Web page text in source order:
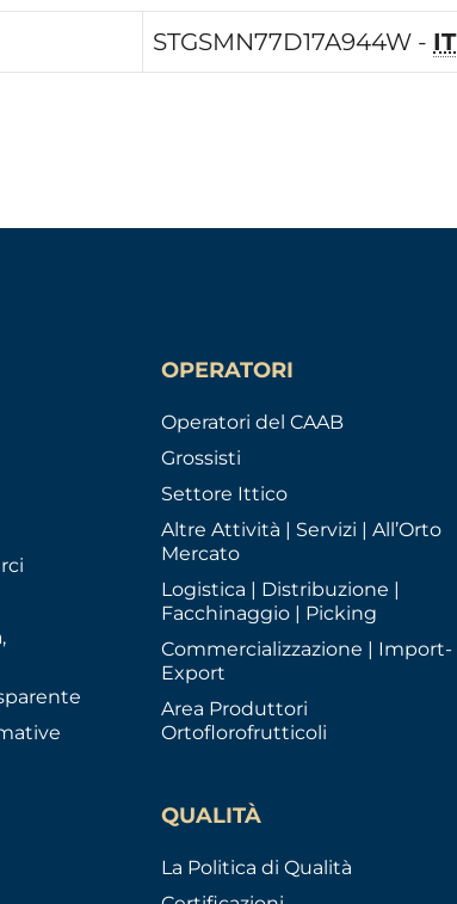
STGSMN77D17A944W - IT
OPERATORI
Operatori del CAAB
Grossisti
Settore Ittico
Altre Attività | Servizi | All’Orto
Mercato
Logistica | Distribuzione |
Facchinaggio | Picking
Commercializzazione | Import-
Export
Area Produttori
Ortoflorofrutticoli
QUALITÀ
La Politica di Qualità